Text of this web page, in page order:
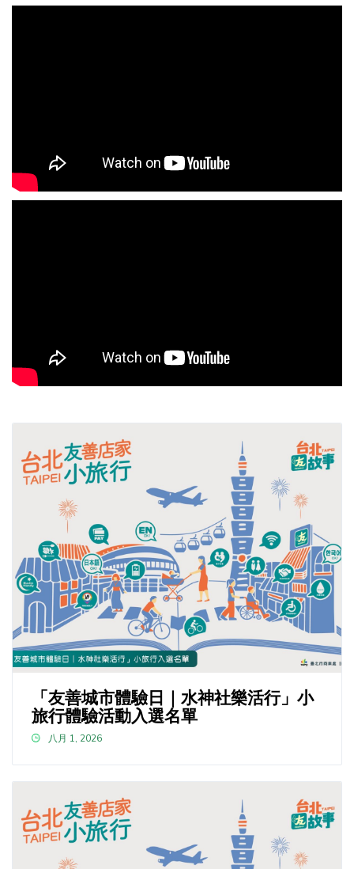
「友善城市體驗日｜水神社樂活行」小
旅行體驗活動入選名單
八月 1, 2026